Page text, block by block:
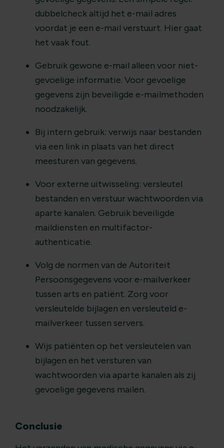
dubbelcheck altijd het e-mail adres
voordat je een e-mail verstuurt. Hier gaat
het vaak fout.
Gebruik gewone e-mail alleen voor niet-
gevoelige informatie. Voor gevoelige
gegevens zijn beveiligde e-mailmethoden
noodzakelijk.
Bij intern gebruik: verwijs naar bestanden
via een link in plaats van het direct
meesturen van gegevens.
Voor externe uitwisseling: versleutel
bestanden en verstuur wachtwoorden via
aparte kanalen. Gebruik beveiligde
maildiensten en multifactor-
authenticatie.
Volg de normen van de Autoriteit
Persoonsgegevens voor e-mailverkeer
tussen arts en patiënt. Zorg voor
versleutelde bijlagen en versleuteld e-
mailverkeer tussen servers.
Wijs patiënten op het versleutelen van
bijlagen en het versturen van
wachtwoorden via aparte kanalen als zij
gevoelige gegevens mailen.
Conclusie